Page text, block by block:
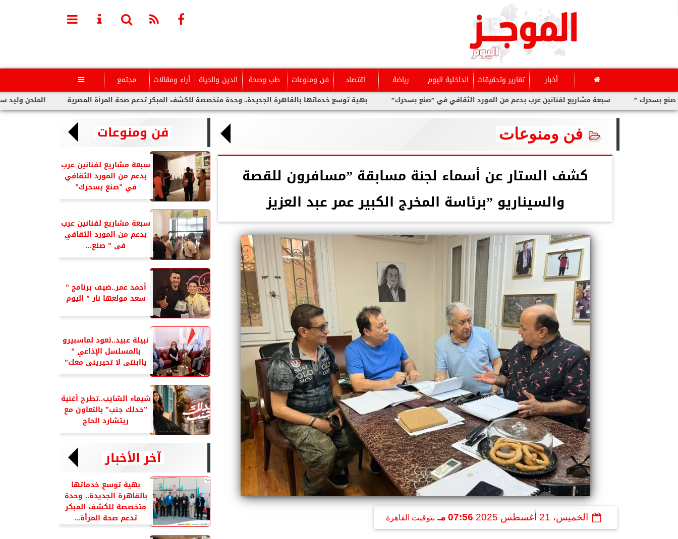
أخبار تقارير وتحقيقات الداخلية اليوم رياضة اقتصاد فن ومنوعات طب وصحة الدين والحياة أراء ومقالات مجتمع 
الملحن وليد سعد : أزمة بهية توسع خدماتها بالقاهرة الجديدة.. وحدة متخصصة للكشف المبكر تدعم صحة المرأة المصرية سبعة مشاريع لفنانين عرب بدعم من المورد الثقافي في ”صنع بسحرك”
فن ومنوعات
كشف الستار عن أسماء لجنة مسابقة ”مسافرون للقصة
والسيناريو ”برئاسة المخرج الكبير عمر عبد العزيز
الخميس، 21 أغسطس 2025 07:56 مـ بتوقيت القاهرة
فن ومنوعات
سبعة مشاريع لفنانين عرب
بدعم من المورد الثقافي
في ”صنع بسحرك”
سبعة مشاريع لفنانين عرب
بدعم من المورد الثقافي
فى ” صنع...
أحمد عمر..ضيف برنامج ”
سعد مولعها نار ” اليوم
نبيلة عبيد..تعود لماسبيرو
بالمسلسل الإذاعي ”
ياابنتى لا تحيرينى معك”
شيماء الشايب..تطرح أغنية
”خدلك جنب” بالتعاون مع
ريتشارد الحاج
آخر الأخبار
بهية توسع خدماتها
بالقاهرة الجديدة.. وحدة
متخصصة للكشف المبكر
تدعم صحة المرأة...